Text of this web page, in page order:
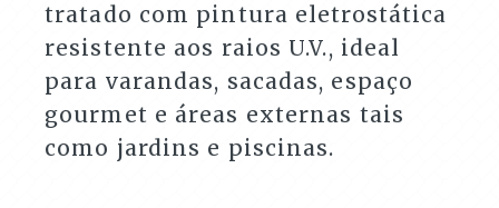
tratado com pintura eletrostática
resistente aos raios U.V., ideal
para varandas, sacadas, espaço
gourmet e áreas externas tais
como jardins e piscinas.